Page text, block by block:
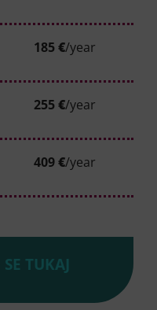
185€/year
255€/year
409€/year
TUKAJ